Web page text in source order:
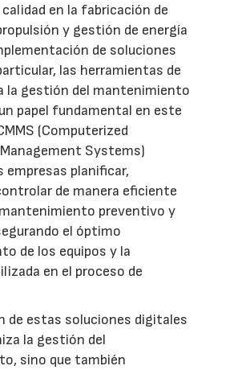
en la fabricación de
y gestión de energía
de soluciones
las herramientas de
la gestión del mantenimiento
papel fundamental en este
(Computerized
Systems)
empresas planificar,
de manera eficiente
preventivo y
el óptimo
de los equipos y la
en el proceso de
de estas soluciones digitales
la gestión del
sino que también